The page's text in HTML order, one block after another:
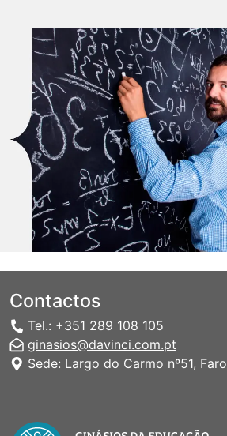
Contactos
Tel.: +351 289 108 105
ginasios@davinci.com.pt
Sede: Largo do Carmo nº51, Faro